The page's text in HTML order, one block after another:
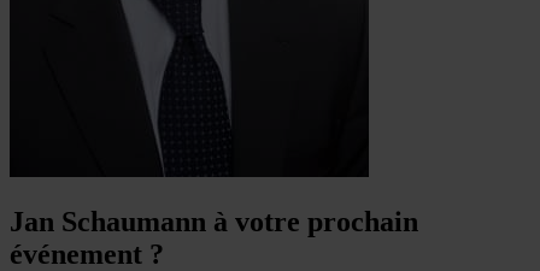
Jan Schaumann à votre prochain
événement ?